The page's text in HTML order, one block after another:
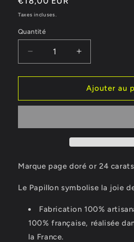
habituel
Taxes incluses.
Quantité
Réduire
la
quantité
Marque
Augmenter
la
quantité
de
Marque
Ajouter au
Marque page doré or 24
Le Papillon symbolise la joie
Fabrication 100%
100% française, réalisée
la France.